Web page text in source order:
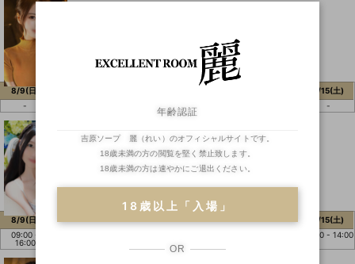
しいな
8/9(日)
-
-
8/15(土)
-
ひめかひめか
T159 B95(H)W58H93
8/9(日)
09:00 -
16:00
8/15(土)
10:00 - 14:00
年齢認証
吉原ソープ 麗（れい）のオフィシャルサイトです。
18歳未満の方の閲覧を堅く禁止致します。
18歳未満の方は速やかにご退出ください。
18歳以上「入場」
OR